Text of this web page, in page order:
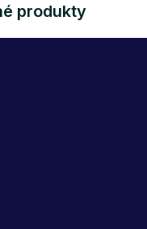
produkty